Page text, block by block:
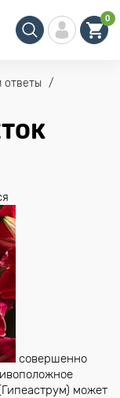
0
ответы
совершенно
может